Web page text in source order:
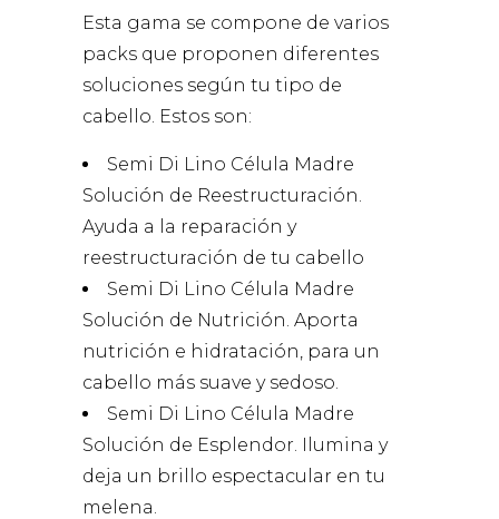
Esta gama se compone de varios
packs que proponen diferentes
soluciones según tu tipo de
cabello. Estos son:
Semi Di Lino Célula Madre
Solución de Reestructuración.
Ayuda a la reparación y
reestructuración de tu cabello
Semi Di Lino Célula Madre
Solución de Nutrición. Aporta
nutrición e hidratación, para un
cabello más suave y sedoso.
Semi Di Lino Célula Madre
Solución de Esplendor. Ilumina y
deja un brillo espectacular en tu
melena.